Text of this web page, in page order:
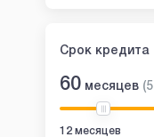
Срок кредита
60 месяцев (5
12 месяцев